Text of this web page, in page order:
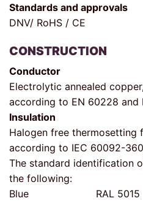
Standards and approvals
DNV/ RoHS / CE
CONSTRUCTION
Conductor
Electrolytic annealed
according to EN 60228 and
Insulation
Halogen free thermosetting
according to IEC 60092-
The standard identification
the following:
Blue RAL 5015